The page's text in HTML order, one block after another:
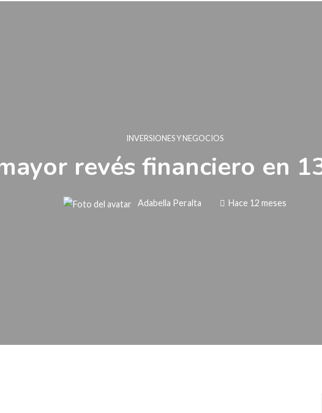
INVERSIONES Y NEGOCIOS
revés financiero en
Adabella Peralta Hace 12 meses